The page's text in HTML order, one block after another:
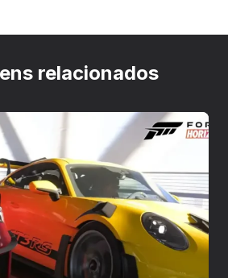
relacionados